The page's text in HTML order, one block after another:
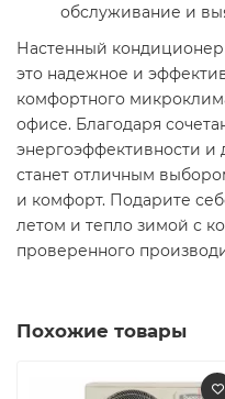
обслуживание и
Настенный
это надежное и
комфортного
офисе. Благодаря
энергоэффективности и
станет отличным
и комфорт. Подарите
летом и тепло зимой с
проверенного
Похожие товары